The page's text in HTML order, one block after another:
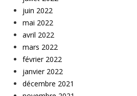
juin 2022
mai 2022
avril 2022
mars 2022
février 2022
janvier 2022
décembre 2021